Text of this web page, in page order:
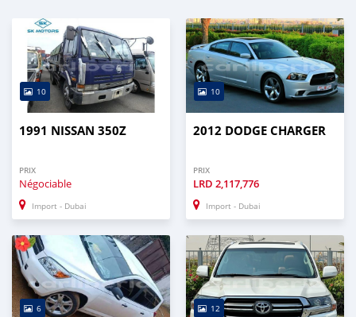
10
1991 NISSAN 350Z
PRIX
Négociable
Import - Dubai
10
2012 DODGE CHARGER
PRIX
LRD 2,117,776
Import - Dubai
6 12